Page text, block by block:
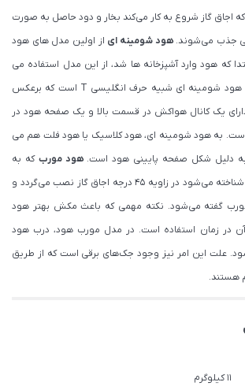
اجاق گاز شروع به کار می‌کند بخار و دود حاصل به صورت
جذب می‌شوند.هود شومینه ای از اولین مدل های هود
که هود وارد آشپزخانه ها شد، از این مدل استفاده می
شد. شکل ظاهری و کلی هود شومینه ای شبیه حرف انگلیسی T است که برعکس
یک کانال هواکش در قسمت بالا و یک صفحه هود در
به هود شومینه ای، هود کلاسیک یا هود فلت هم می
به دلیل شکل صفحه پایینی هود است.هود مورب که به
عنوان هود شیب‌دار نیز شناخته می‌شود در زاویه ۴۵ درجه اجاق گاز نصب می‌گردد و
گفته می‌شود. نکته مهمی که باعث مکش بهتر هود
در زمان استفاده است. در مدل مورب هود، درب هود
علت این امر نیز وجود جک‌های برقی است که از طریق
هستند.
11 کیلوگرم